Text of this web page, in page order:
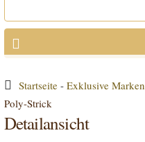
Startseite- Exklusive Marken
Poly-Strick
Detailansicht